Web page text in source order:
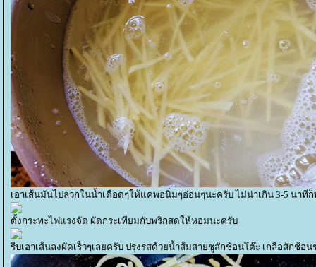
เอาเส้นมันไปลวกในน้ำเดือดๆให้แค่พอนิ่มๆอ่อนๆนะครับ ไม่น่าเกิน 3-5 นาที
ตั้งกระทะไฟแรงจัด ผัดกระเทียมกับพริกสดให้หอมนะครับ
รีบเอาเส้นลงผัดเร็วๆเลยครับ ปรุงรสด้วยน้ำส้มสายชูสักช้อนโต๊ะ เกลือสักช้